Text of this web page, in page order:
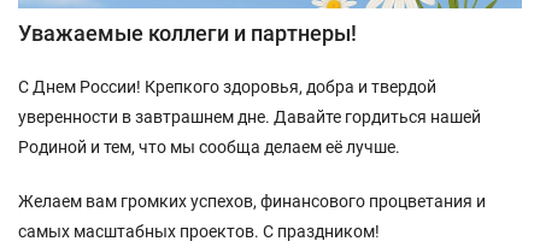
Уважаемые коллеги и партнеры!
С Днем России! Крепкого здоровья, добра и твердой
уверенности в завтрашнем дне. Давайте гордиться нашей
Родиной и тем, что мы сообща делаем её лучше.
Желаем вам громких успехов, финансового процветания и
самых масштабных проектов. С праздником!